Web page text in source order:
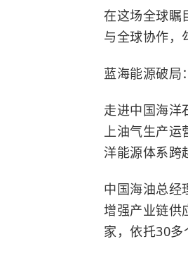
在这场全球瞩
与全球协作，
蓝海能源破局
走进中国海洋
上油气生产运
洋能源体系跨
中国海油总经
增强产业链供
家，依托30多